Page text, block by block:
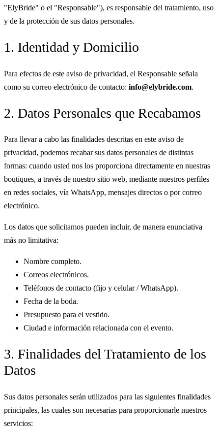
"ElyBride" o el "Responsable"), es responsable del tratamiento, uso
y de la protección de sus datos personales.
1. Identidad y Domicilio
Para efectos de este aviso de privacidad, el Responsable señala
como su correo electrónico de contacto: info@elybride.com.
2. Datos Personales que Recabamos
Para llevar a cabo las finalidades descritas en este aviso de
privacidad, podemos recabar sus datos personales de distintas
formas: cuando usted nos los proporciona directamente en nuestras
boutiques, a través de nuestro sitio web, mediante nuestros perfiles
en redes sociales, vía WhatsApp, mensajes directos o por correo
electrónico.
Los datos que solicitamos pueden incluir, de manera enunciativa
más no limitativa:
Nombre completo.
Correos electrónicos.
Teléfonos de contacto (fijo y celular / WhatsApp).
Fecha de la boda.
Presupuesto para el vestido.
Ciudad e información relacionada con el evento.
3. Finalidades del Tratamiento de los
Datos
Sus datos personales serán utilizados para las siguientes finalidades
principales, las cuales son necesarias para proporcionarle nuestros
servicios: